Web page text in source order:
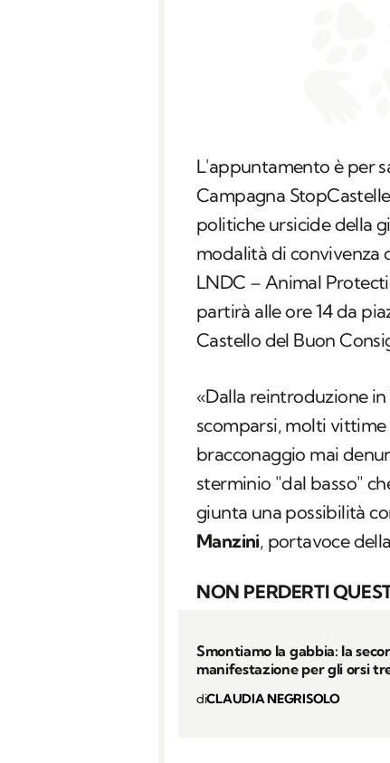
L'appuntamento è per
Campagna
politiche ursicide della
modalità di convivenza
LNDC – Animal
partirà alle ore 14 da
Castello del Buon
«Dalla reintroduzione
scomparsi, molti vittime
bracconaggio mai
sterminio "dal basso"
giunta una possibilità
Manzini, portavoce
NON PERDERTI
Smontiamo la gabbia: la
manifestazione per gli orsi
diCLAUDIA NEGRISOLO